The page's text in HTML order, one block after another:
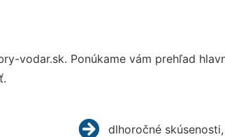
vodar.sk. Ponúkame vám prehľad
dlhoročné